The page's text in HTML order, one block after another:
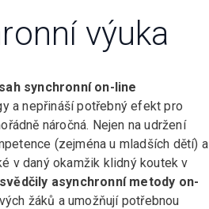
výuka
synchronní on-line
a nepřináší potřebný efekt pro
náročná. Nejen na udržení
(zejména u mladších dětí) a
v daný okamžik klidný koutek v
asynchronní metody on-
žáků a umožňují potřebnou